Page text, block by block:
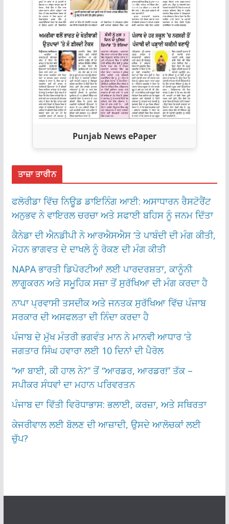
Punjab News ePaper
ਤਾਜ਼ਾ ਤਾਰੀਨ
ਫਲੋਰੀਡਾ ਵਿੱਚ ਨਿਊਡ ਡਾਇਨਿੰਗ ਆਈ: ਅਸਾਧਾਰਨ ਰੈਸਟੋਰੈਂਟ
ਅਨੁਭਵ ਨੇ ਵਾਇਰਲ ਚਰਚਾ ਅਤੇ ਸਫਾਈ ਬਹਿਸ ਨੂੰ ਜਨਮ ਦਿੱਤਾ
ਕੈਨੇਡਾ ਦੀ ਐਨਡੀਪੀ ਨੇ ਆਰਐਸਐਸ ‘ਤੇ ਪਾਬੰਦੀ ਦੀ ਮੰਗ ਕੀਤੀ,
ਮੋਹਨ ਭਾਗਵਤ ਦੇ ਦਾਖਲੇ ਨੂੰ ਰੋਕਣ ਦੀ ਮੰਗ ਕੀਤੀ
NAPA ਭਾਰਤੀ ਡਿਪੋਰਟੀਆਂ ਲਈ ਪਾਰਦਰਸ਼ਤਾ, ਕਾਨੂੰਨੀ
ਲਾਗੂਕਰਨ ਅਤੇ ਸਮੂਹਿਕ ਸਜ਼ਾ ਤੋਂ ਸੁਰੱਖਿਆ ਦੀ ਮੰਗ ਕਰਦਾ ਹੈ
ਨਾਪਾ ਪ੍ਰਵਾਸੀ ਤਸਦੀਕ ਅਤੇ ਜਨਤਕ ਸੁਰੱਖਿਆ ਵਿੱਚ ਪੰਜਾਬ
ਸਰਕਾਰ ਦੀ ਅਸਫਲਤਾ ਦੀ ਨਿੰਦਾ ਕਰਦਾ ਹੈ
ਪੰਜਾਬ ਦੇ ਮੁੱਖ ਮੰਤਰੀ ਭਗਵੰਤ ਮਾਨ ਨੇ ਮਾਨਵੀ ਆਧਾਰ ‘ਤੇ
ਜਗਤਾਰ ਸਿੰਘ ਹਵਾਰਾ ਲਈ 10 ਦਿਨਾਂ ਦੀ ਪੈਰੋਲ
“ਆ ਬਾਈ, ਕੀ ਹਾਲ ਨੇ?” ਤੋਂ “ਆਰਡਰ, ਆਰਡਰ!” ਤੱਕ –
ਸਪੀਕਰ ਸੰਧਵਾਂ ਦਾ ਮਹਾਨ ਪਰਿਵਰਤਨ
ਪੰਜਾਬ ਦਾ ਵਿੱਤੀ ਵਿਰੋਧਾਭਾਸ: ਭਲਾਈ, ਕਰਜ਼ਾ, ਅਤੇ ਸਥਿਰਤਾ
ਕੇਜਰੀਵਾਲ ਲਈ ਬੋਲਣ ਦੀ ਆਜ਼ਾਦੀ, ਉਸਦੇ ਆਲੋਚਕਾਂ ਲਈ
ਚੁੱਪ?